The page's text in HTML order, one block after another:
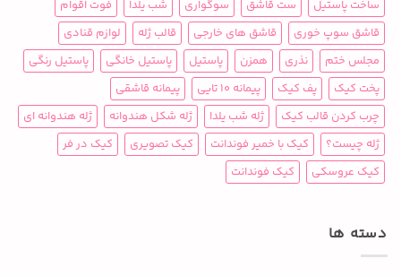
ساخت پاستیل
ست قاشق سوگواری شب یلدا
فوت اقوام
قاشق سوپ خوری
قاشق های خارجی قالب ژله
لوازم قنادی
مجلس ختم
نذری همزن پاستیل پاستیل خانگی
پاستیل رنگی
پخت کیک
پف کیک پیمانه 10 تایی
پیمانه قاشقی
چرب کردن قالب کیک
ژله شب یلدا ژله شکل هندوانه
ژله هندوانه ای
ژله چیست؟
کیک با خمیر فوندانت کیک تصویری
کیک در فر
کیک عروسکی
کیک فوندانت
دسته ها